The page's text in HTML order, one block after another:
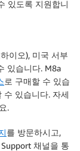
있도록 지원합니
이오), 미국 서부
있습니다. M8a
로 구매할 수 있습
수 있습니다. 자세
.
를 방문하시고,
채널을 통